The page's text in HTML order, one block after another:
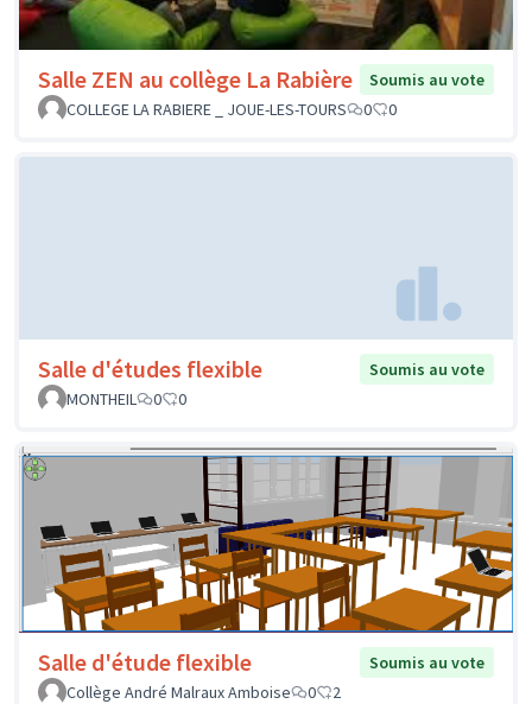
Salle ZEN au collège La Rabière
Soumis au vote
COLLEGE LA RABIERE _ JOUE-LES-TOURS
0 0
Salle d'études flexible
Soumis au vote
MONTHEIL
0 0
Salle d'étude flexible
Soumis au vote
Collège André Malraux Amboise
0 2